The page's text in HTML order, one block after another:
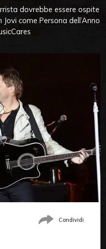
dovrebbe essere ospite
come Persona dell’Anno
Condividi